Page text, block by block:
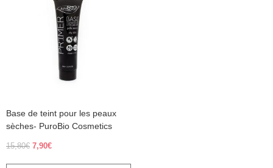
Base de teint pour les peaux
sèches- PuroBio Cosmetics
15,80€ Original
7,90€Current